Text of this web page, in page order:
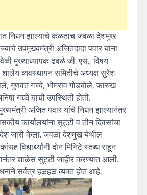
निधन झाल्याचे कळताच जवळा देशमुख
उपमुख्यमंत्री अजितदादा पवार यांना
मुख्याध्यापक ढवळे जी. एस., विषय
व्यवस्थापन समितीचे अध्यक्ष सुरेश
गुणवंत गच्चे, भीमराव गोडबोले, फारुख
गच्चे यांची उपस्थिती होती.
अजित पवार यांचे निधन झाल्यानंतर
कार्यालयांना सुट्टी व तीन दिवसांचा
जारी केला. जवळा देशमुख येथील
विद्यार्थ्यांनी दोन मिनिटे स्तब्ध राहून
शाळेस सुट्टी जाहीर करण्यात आली.
सर्वत्र हळहळ व्यक्त होत आहे.